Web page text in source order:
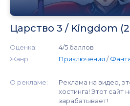
Царство 3 / Kingdom
Оценка:
4/5 баллов
Жанр:
Приключения /
О рекламе:
Реклама на видео,
хостинга! Этот сайт
зарабатывает!